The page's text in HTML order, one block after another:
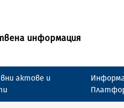
информация
актове и